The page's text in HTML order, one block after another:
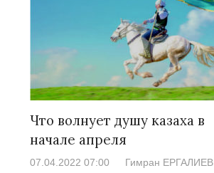
Что волнует душу казаха в
начале апреля
07.04.2022 07:00
Гимран ЕРГАЛИЕВ